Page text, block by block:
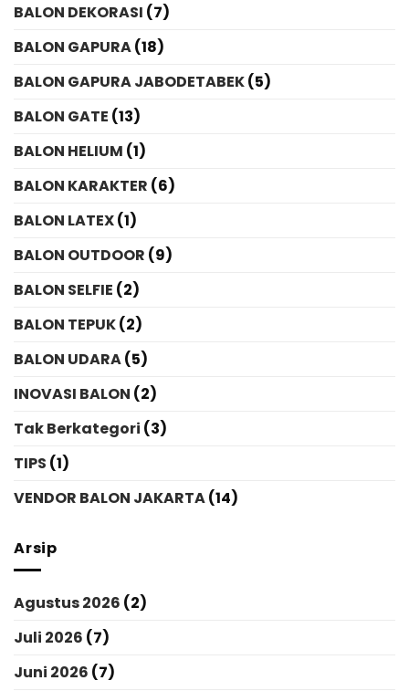
BALON DEKORASI (7)
BALON GAPURA(18)
BALON GAPURA JABODETABEK(5)
BALON GATE (13)
BALON HELIUM (1)
BALON KARAKTER (6)
BALON LATEX(1)
BALON OUTDOOR (9)
BALON SELFIE (2)
BALON TEPUK(2)
BALON UDARA(5)
INOVASI BALON (2)
Tak Berkategori (3)
TIPS (1)
VENDOR BALON JAKARTA(14)
Arsip
Agustus 2026 (2)
Juli 2026 (7)
Juni 2026 (7)